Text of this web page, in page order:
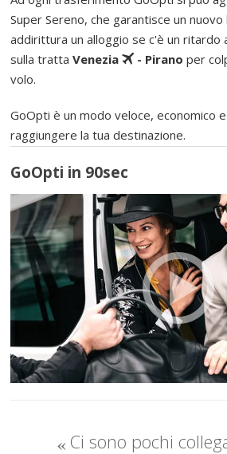
Super Sereno, che garantisce un
addirittura un alloggio se c'è un ritardo
sulla trattaVenezia - Pirano per
volo.
GoOpti è un modo veloce, economico
raggiungere la tua destinazione.
GoOpti in 90sec
Ci sono pochi